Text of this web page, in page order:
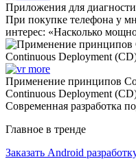
Приложения для
При покупке телефона у
интерес: «Насколько
Применение принципов
Continuous Deployment
Современная разработка
Главное в тренде
Заказать Android